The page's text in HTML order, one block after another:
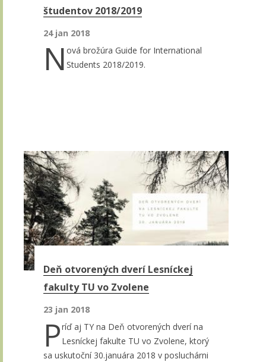
študentov 2018/2019
24 jan 2018
N ová brožúra Guide for International
Students 2018/2019.
Deň otvorených dverí Lesníckej
fakulty TU vo Zvolene
23 jan 2018
Príď aj TY na Deň otvorených dverí na
Lesníckej fakulte TU vo Zvolene, ktorý
sa uskutoční 30.januára 2018 v posluchárni